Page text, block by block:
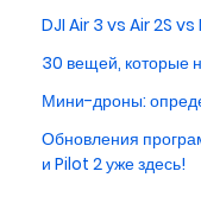
DJI Air 3 vs Air 2S vs
30 вещей, которые
Мини-дроны:
Обновления
и Pilot 2 уже здесь!